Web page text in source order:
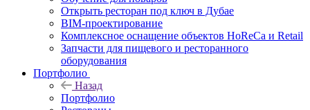
Открыть ресторан под ключ в Дубае
BIM-проектирование
Комплексное оснащение объектов HoReCa и Retail
Запчасти для пищевого и ресторанного
оборудования
Портфолио
Назад
Портфолио